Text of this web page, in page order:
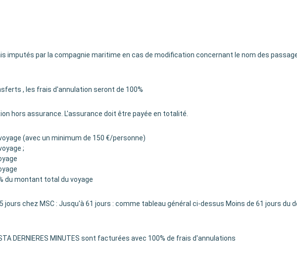
imputés par la compagnie maritime en cas de modification concernant le nom des
, les frais d'annulation seront de 100%
hors assurance. L'assurance doit être payée en totalité.
(avec un minimum de 150 €/personne)
;
du montant total du voyage
chez MSC : Jusqu'à 61 jours : comme tableau général ci-dessus Moins de 61 jours du
DERNIERES MINUTES sont facturées avec 100% de frais d'annulations